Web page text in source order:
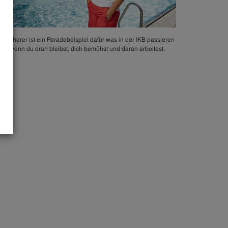
Scherer ist ein Paradebeispiel dafür was in der IKB passieren
wenn du dran bleibst, dich bemühst und daran arbeitest.